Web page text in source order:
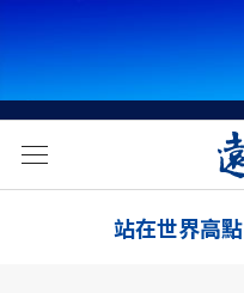
站在世界高點